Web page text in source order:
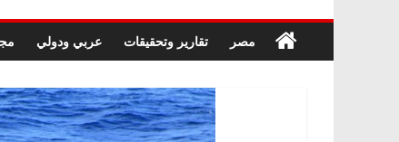
صور ..
الوزاري
إنشاء
متابعة
قرينة
حق أصيل
في
درب..
مصر تقارير وتحقيقات عربي ودولي